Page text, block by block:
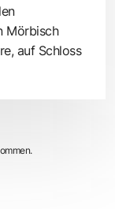
Mörbisch
auf Schloss